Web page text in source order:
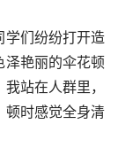
们纷纷打开造
泽艳丽的伞花顿
站在人群里，
顿时感觉全身清